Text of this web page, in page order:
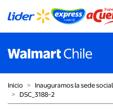
Inicio ˃
Inauguramos la sede
˃
DSC_3188~2